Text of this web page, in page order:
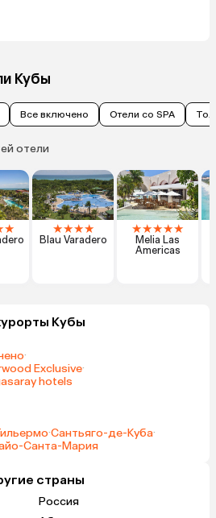
Кубы
Все включено Отели со SPA
отели
★ ★★★★
Blau Varadero
★★★★★
Melia Las
Americas
Кубы
·
Exclusive·
hotels
·Сантьяго-де-Куба·
Санта-Мария
страны
Россия